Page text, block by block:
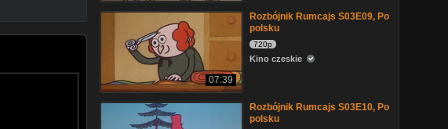
07:39
Rozbójnik Rumcajs S03E09, Po
polsku
720p
Kino czeskie
Rozbójnik Rumcajs S03E10, Po
polsku